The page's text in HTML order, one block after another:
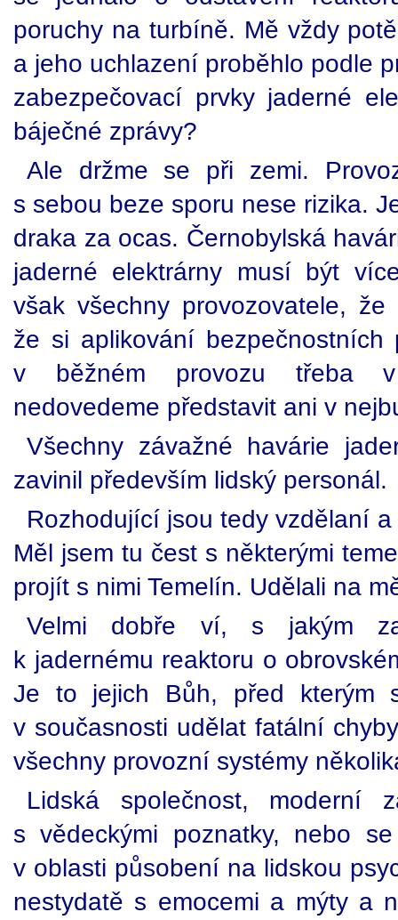
poruchy na turbíně. Mě vždy
a jeho uchlazení proběhlo podle
zabezpečovací prvky jaderné
báječné zprávy?
Ale držme se při zemi.
s sebou beze sporu nese rizika.
draka za ocas. Černobylská
jaderné elektrárny musí být
však všechny provozovatele,
že si aplikování bezpečnostních
v běžném provozu třeba v
nedovedeme představit ani v
Všechny závažné havárie
zavinil především lidský personál.
Rozhodující jsou tedy vzdělaní
Měl jsem tu čest s některými
projít s nimi Temelín. Udělali na
Velmi dobře ví, s jakým
k jadernému reaktoru o
Je to jejich Bůh, před kterým
v současnosti udělat fatální
všechny provozní systémy
Lidská společnost, moderní
s vědeckými poznatky, nebo
v oblasti působení na lidskou
nestydatě s emocemi a mýty a